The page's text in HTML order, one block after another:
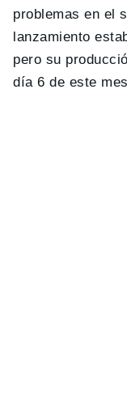
problemas en el
lanzamiento
pero su
día 6 de este